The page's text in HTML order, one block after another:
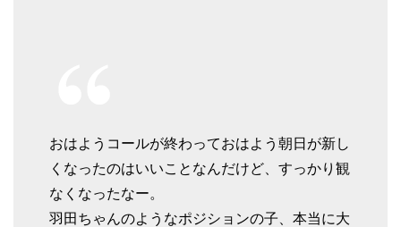
おはようコールが終わっておはよう朝日が新し
くなったのはいいことなんだけど、すっかり観
なくなったなー。
羽田ちゃんのようなポジションの子、本当に大